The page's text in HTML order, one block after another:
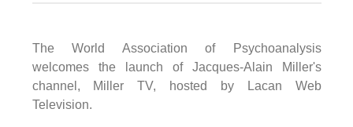
The World Association of Psychoanalysis
welcomes the launch of Jacques-Alain Miller's
channel, Miller TV, hosted by Lacan Web
Television.